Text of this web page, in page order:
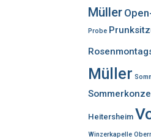
Müller
Probe
Müller
Heitersheim
Winzerkapelle